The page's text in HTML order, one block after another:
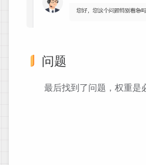
问题
最后找到了问题，权重是